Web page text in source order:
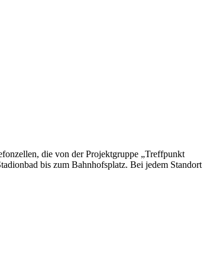
die von der Projektgruppe „Treffpunkt
bis zum Bahnhofsplatz. Bei jedem Standort